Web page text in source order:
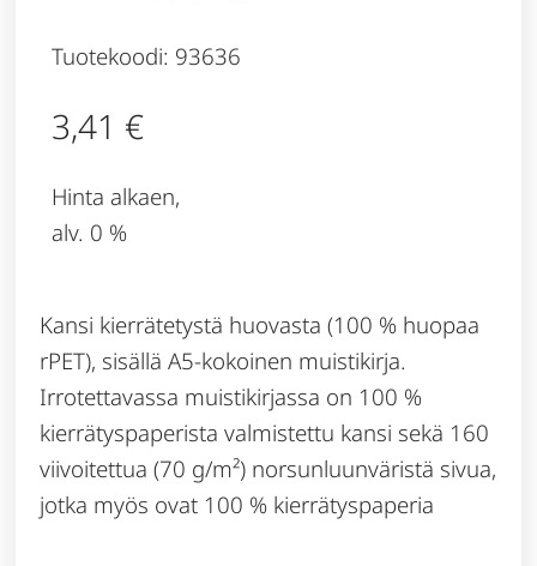
Tuotekoodi: 93636
3,41 €
Hinta alkaen,
alv. 0 %
Kansi kierrätetystä huovasta (100 % huopaa
rPET), sisällä A5-kokoinen muistikirja.
Irrotettavassa muistikirjassa on 100 %
kierrätyspaperista valmistettu kansi sekä 160
viivoitettua (70 g/m²) norsunluunväristä sivua,
jotka myös ovat 100 % kierrätyspaperia